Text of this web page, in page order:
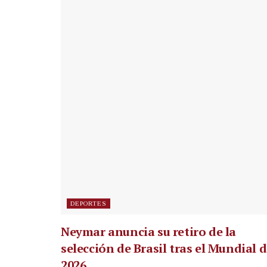
DEPORTES
Neymar anuncia su retiro de la
selección de Brasil tras el Mundial